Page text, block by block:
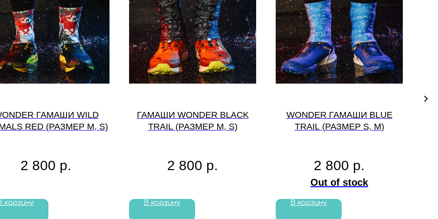
ГАМАШИ WILD
RED (РАЗМЕР M, S)
2 800 р.
корзину
ГАМАШИ WONDER BLACK
TRAIL (РАЗМЕР M, S)
2 800 р.
В корзину
WONDER ГАМАШИ BLUE
TRAIL (РАЗМЕР S, М)
2 800 р.
Out of stock
В корзину